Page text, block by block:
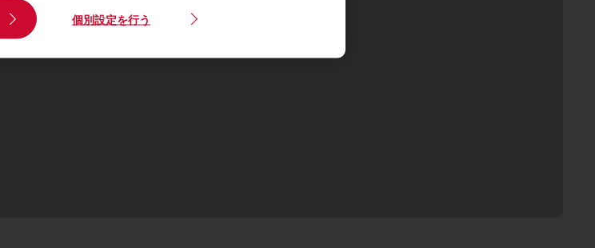
個別設定を行う